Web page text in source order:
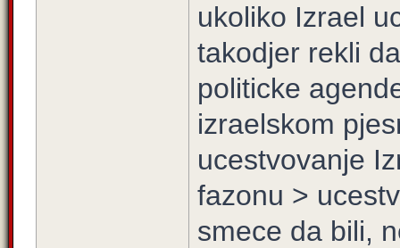
ukoliko Izrael
takodjer rekli
politicke
izraelskom
ucestvovanje
fazonu >
smece da bili,